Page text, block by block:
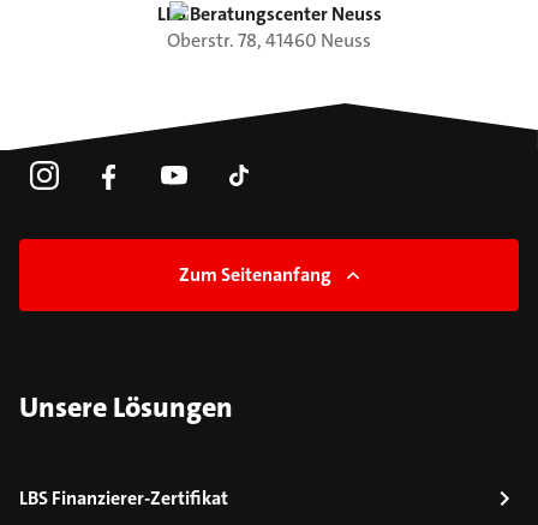
LBS Beratungscenter Neuss
Oberstr.78,41460 Neuss
Zum Seitenanfang
Unsere Lösungen
LBS Finanzierer-Zertifikat